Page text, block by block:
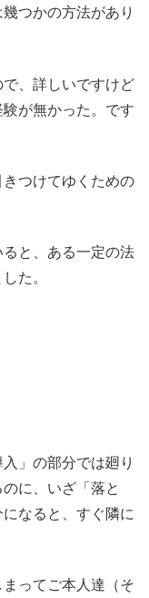
つかの方法があり
、詳しいですけど
が無かった。です
つけてゆくための
と、ある一定の法
た。
」の部分では廻り
に、いざ「落と
なると、すぐ隣に
ってご本人達（そ